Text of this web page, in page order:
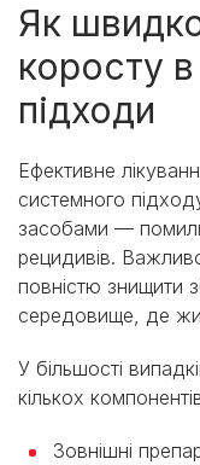
Як
коросту
підходи
Ефективне
системного
засобами —
рецидивів.
повністю знищити
середовище, де
У більшості
кількох
Зовнішні